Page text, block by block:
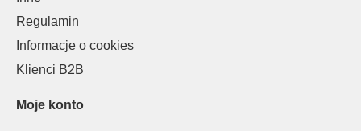
Regulamin
Informacje o cookies
Klienci B2B
Moje konto